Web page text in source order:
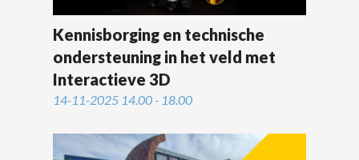
Kennisborging en technische
ondersteuning in het veld met
Interactieve 3D
14-11-2025 14.00 - 18.00